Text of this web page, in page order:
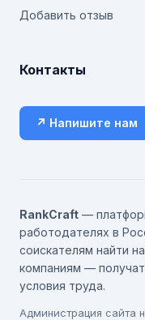
Добавить отзыв
Контакты
↗ Напишите нам
RankCraft —
работодателях в
соискателям найти
компаниям —
условия труда.
Администрация сайта